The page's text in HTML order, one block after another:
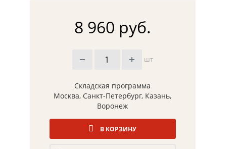
8 960 руб.
шт
Складская программа
Москва, Санкт-Петербург, Казань,
Воронеж
В КОРЗИНУ